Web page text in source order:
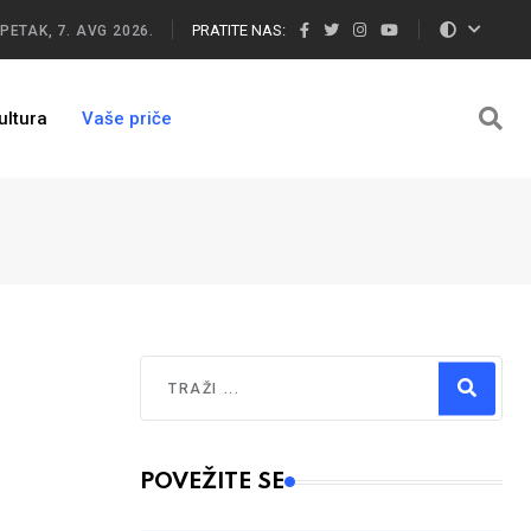
PETAK, 7. AVG 2026. PRATITE NAS:
Vaše priče
Type 2 or more characters for results.
POVEŽITE SE